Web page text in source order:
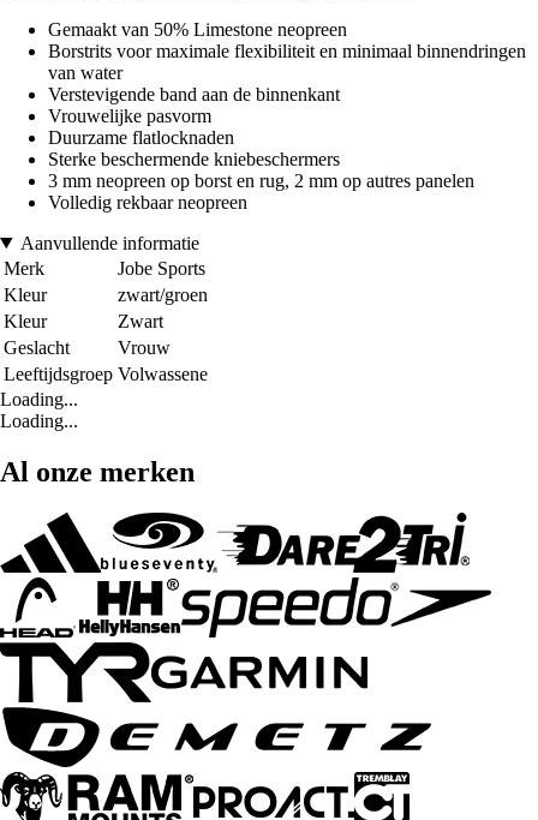
Gemaakt van 50% Limestone neopreen
Borstrits voor maximale flexibiliteit en minimaal binnendringen
van water
Verstevigende band aan de binnenkant
Vrouwelijke pasvorm
Duurzame flatlocknaden
Sterke beschermende kniebeschermers
3 mm neopreen op borst en rug, 2 mm op autres panelen
Volledig rekbaar neopreen
Aanvullende informatie
Merk
Jobe Sports
Kleur
zwart/groen
Kleur
Zwart
Geslacht
Vrouw
Leeftijdsgroep Volwassene
Loading...
Loading...
Al onze merken